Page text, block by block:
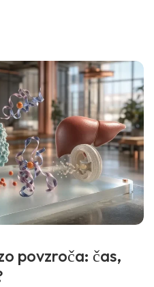
pretok žolča in tvorbo
povzroča: čas,